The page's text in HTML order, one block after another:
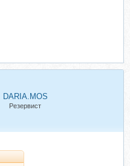
DARIA.MOS
Резервист